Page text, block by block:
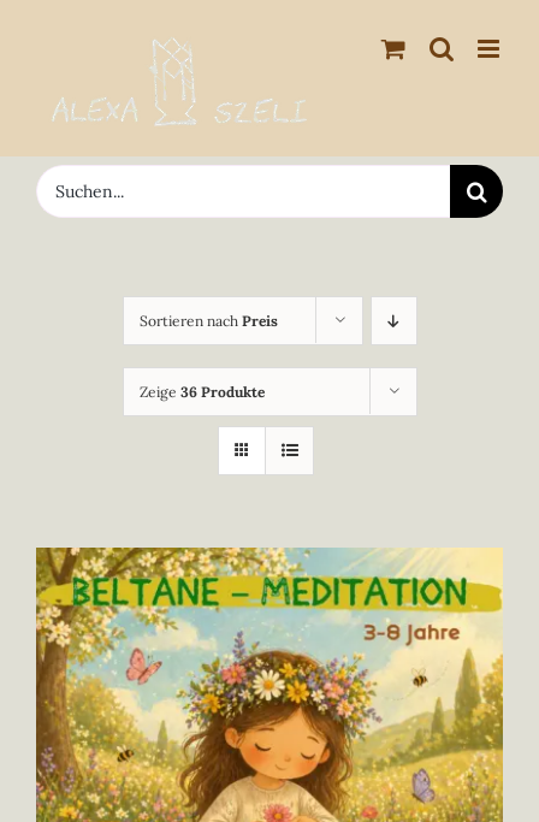
springen
Suche
nach:
Sortieren nach Preis
Zeige 36 Produkte